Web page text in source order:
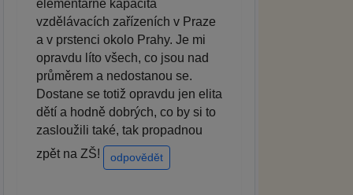
elementárně kapacita
vzdělávacích zařízeních v Praze
a v prstenci okolo Prahy. Je mi
opravdu líto všech, co jsou nad
průměrem a nedostanou se.
Dostane se totiž opravdu jen elita
dětí a hodně dobrých, co by si to
zasloužili také, tak propadnou
zpět na ZŠ!
odpovědět